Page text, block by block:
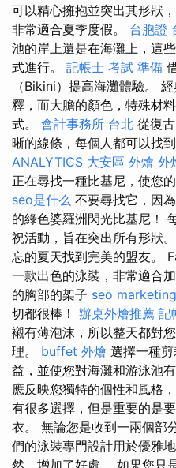
可以精心擁抱並突出其形狀
非常適合夏季度假。 台胞證
池的岸上還是在海灘上，這
式進行。 記帳士 考試 準備
（Bikini）提高海灘體驗。
釋，而大​​膽的顏色，特殊材
式。 會計事務所 台北 從復
晰的線條，每個人都可以找
ANALYTICS 大安區 外燴 外
正在尋找一種比基尼，使您
seo是什么 不要尋找它，因
的綠色婆羅洲閃光比基尼！
祝活動，旨在突出所有形狀
忘的夏天找到完美的盟友。
一款出色的泳裝，非常適合
的胸部的架子 seo marketing
切都很棒！ 辦桌外燴推薦 記
襯有薄泡沫，所以整天都對
理。 buffet 外燴 選擇一種
益，並使您對海灘和游泳池
應反映您獨特的個性和風格
有很多選擇，但是重要的是
衣。 無論您是收到一兩個部
們的泳裝專門設計用於優雅
然，增加了好處。 如果您只